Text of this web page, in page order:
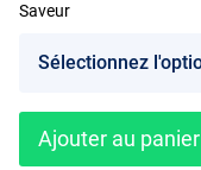
Saveur
Ajouter au panier